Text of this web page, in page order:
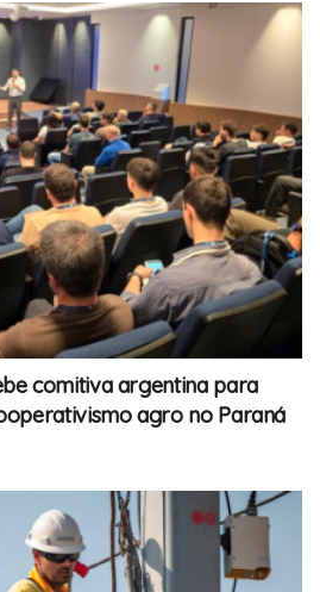
comitiva argentina para
agro no Paraná